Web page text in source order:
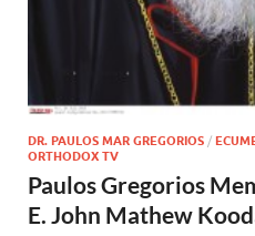
DR. PAULOS MAR GREGORIOS /
ORTHODOX TV
Paulos Gregorios
E. John Mathew